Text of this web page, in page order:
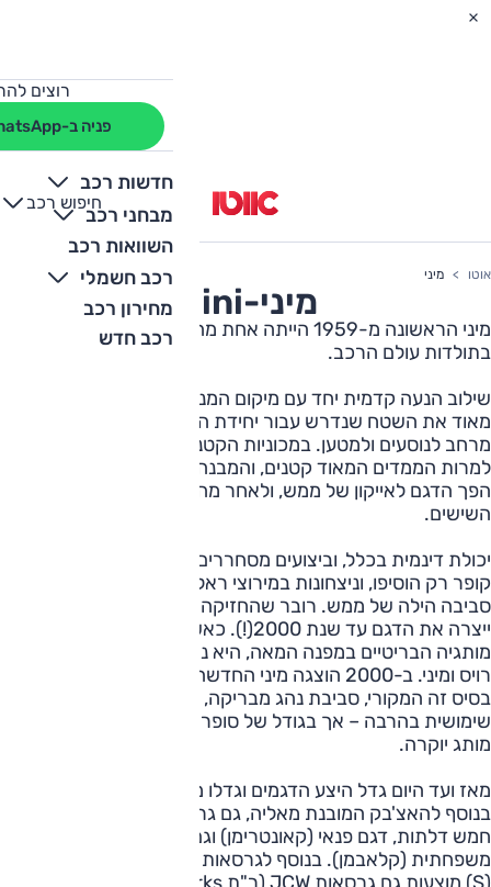
רוצים
פניה ב-WhatsApp
חדשות רכב
מבחני רכב
השוואות רכב
רכב חשמלי
מחירון רכב
רכב חדש
חיפוש רכב
+
-
אוטו מיני
מיני-
Mini
מיני הראשונה מ-1959 הייתה אחת מהדגמים החשובים ביותר
בתולדות עולם הרכב.
שילוב הנעה קדמית יחד עם מיקום המנוע לרוחב, אפשר לצמצם
מאוד את השטח שנדרש עבור יחידת ההנעה ולהשאיר הרבה
מרחב לנוסעים ולמטען. במכוניות הקטנות של אז, זה היה חיוני.
למרות הממדים המאוד קטנים, והמבנה הבסיסי, ואולי בגללם,
הפך הדגם לאייקון של ממש, ולאחר מהסמלים של שנות
השישים.
יכולת דינמית בכלל, וביצועים מסחררים בפרט בגרסאות ג'ון
קופר רק הוסיפו, וניצחונות במירוצי ראלי, כולל מונטה קרלו, יצרו
סביבה הילה של ממש. רובר שהחזיקה בזכויות ונמכרה לב.מ.וו
ייצרה את הדגם עד שנת 2000(!). כאשר ב.מ.וו מכרה את
מותגיה הבריטיים במפנה המאה, היא נשארה עם שניים: רולס
רויס ומיני. ב-2000 הוצגה מיני החדשה – עם עיצוב עדכני על
בסיס זה המקורי, סביבת נהג מבריקה, חביבה כמו המקורית,
שימושית בהרבה – אך בגודל של סופרמיני ובתמחור ומיצוב של
מותג יוקרה.
מאז ועד היום גדל היצע הדגמים וגדלו ממדיהם, ואלה כוללים,
בנוסף להאצ'בק המובנת מאליה, גם גרסה פתוחה, אחת עם
חמש דלתות, דגם פנאי (קאונטרימן) וגם את מה שבפועל היא
משפחתית (קלאבמן). בנוסף לגרסאות הרגילות והמעט מחוזקות